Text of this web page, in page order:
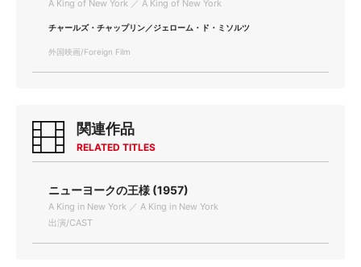
A King of New York ／ A King of New York
チャールズ・チャップリン／ジェローム・ド・ミソルツ
外国映画/Foreign Film
関連作品
RELATED TITLES
ニューヨークの王様 (1957)
A King in New York ／ A King in New York
出演/CAST